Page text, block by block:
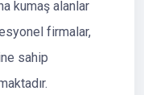
kumaş alanlar
firmalar,
sahip